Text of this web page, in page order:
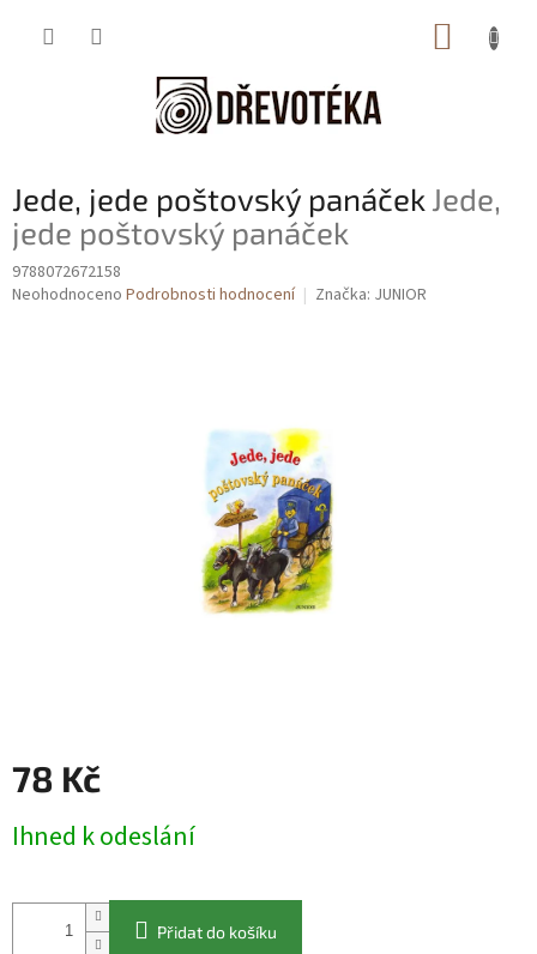
Jede, jede poštovský panáček Jede,
jede poštovský panáček
9788072672158
Průměrné
Neohodnoceno Podrobnosti hodnocení Značka: JUNIOR
78 Kč
cena:
Ihned k odeslání
Přidat do košíku